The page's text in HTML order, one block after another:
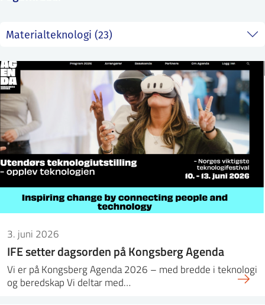
PRESSE ENGLISH
3. juni 2026
IFE setter dagsorden på Kongsberg Agenda
Vi er på Kongsberg Agenda 2026 – med bredde i teknologi
og beredskap Vi deltar med…